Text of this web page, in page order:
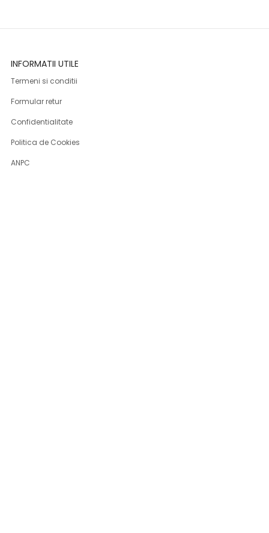
INFORMATII UTILE
Termeni si conditii
Formular retur
Confidentialitate
Politica de Cookies
ANPC